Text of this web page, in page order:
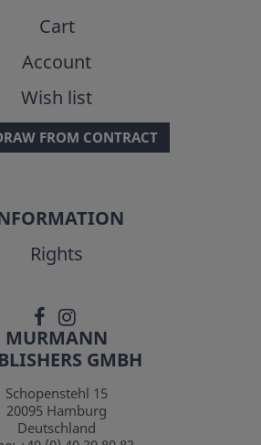
Cart
Account
Wish list
FROM CONTRACT
Rights
MURMANN
GMBH
Schopenstehl 15
20095 Hamburg
Deutschland